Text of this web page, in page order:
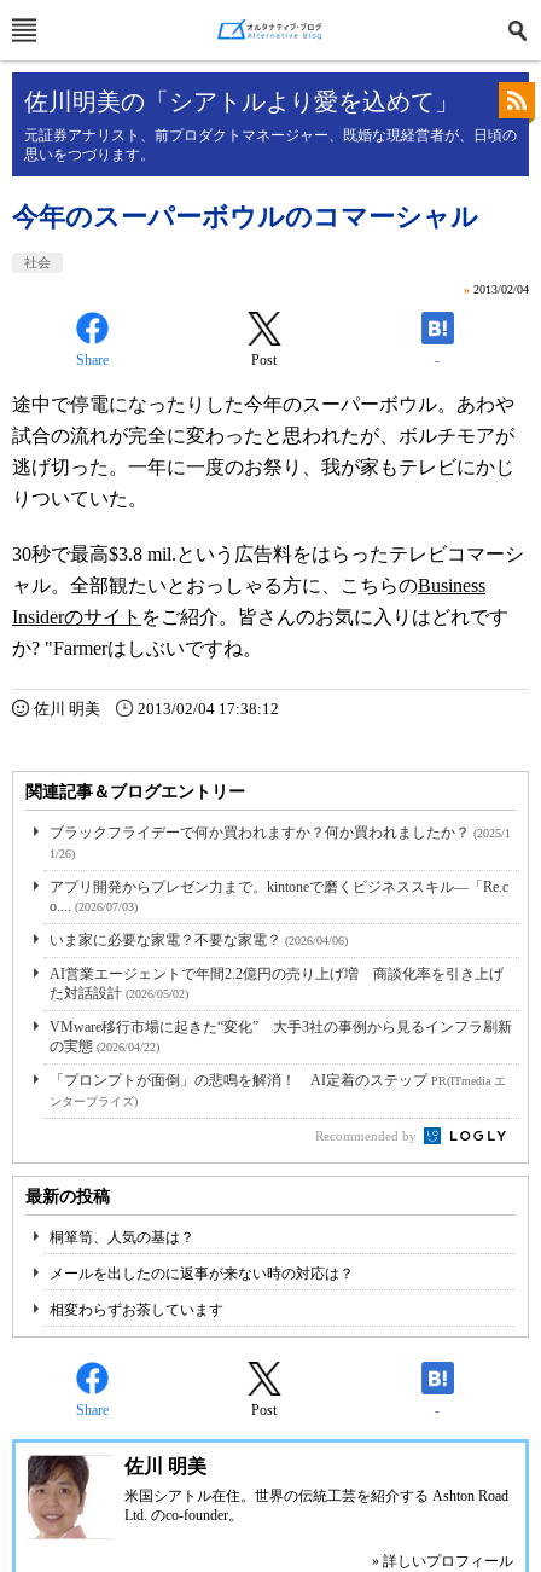
佐川明美の「シアトルより愛を込めて」
元証券アナリスト、前プロダクトマネージャー、既婚な現経営者が、日頃の
思いをつづります。
今年のスーパーボウルのコマーシャル
社会
» 2013/02/04
Share Post -
途中で停電になったりした今年のスーパーボウル。あわや
試合の流れが完全に変わったと思われたが、ボルチモアが
逃げ切った。一年に一度のお祭り、我が家もテレビにかじ
りついていた。
30秒で最高$3.8 mil.という広告料をはらったテレビコマーシ
ャル。全部観たいとおっしゃる方に、こちらのBusiness
Insiderのサイト をご紹介。皆さんのお気に入りはどれです
か? "Farmerはしぶいですね。
佐川 明美 2013/02/04 17:38:12
関連記事＆ブログエントリー
ブラックフライデーで何か買われますか？何か買われましたか？ (2025/1
1/26)
アプリ開発からプレゼン力まで。kintoneで磨くビジネススキル―「Re.c
o.... (2026/07/03)
いま家に必要な家電？不要な家電？ (2026/04/06)
AI営業エージェントで年間2.2億円の売り上げ増 商談化率を引き上げ
た対話設計 (2026/05/02)
VMware移行市場に起きた“変化” 大手3社の事例から見るインフラ刷新
の実態 (2026/04/22)
「プロンプトが面倒」の悲鳴を解消！ AI定着のステップPR(ITmedia エ
ンタープライズ)
Recommended by
最新の投稿
桐箪笥、人気の基は？
メールを出したのに返事が来ない時の対応は？
相変わらずお茶しています
Share Post -
佐川 明美
米国シアトル在住。世界の伝統工芸を紹介する Ashton Road
Ltd. のco-founder。
» 詳しいプロフィール